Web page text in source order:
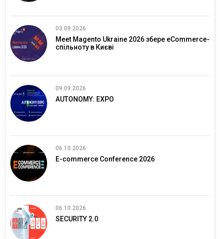
03.09.2026
Meet Magento Ukraine 2026 збере eCommerce-
спільноту в Києві
09.09.2026
AUTONOMY: EXPO
06.10.2026
E-commerce Conference 2026
06.10.2026
SECURITY 2.0